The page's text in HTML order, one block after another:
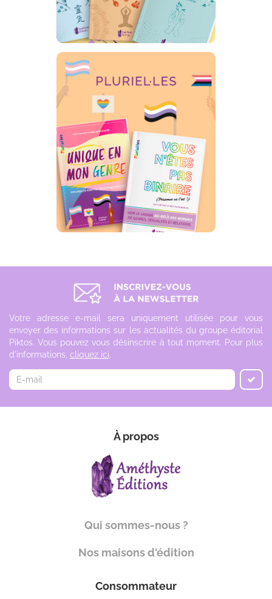
Votre adresse e-mail sera uniquement utilisée pour vous
envoyer des informations sur les actualités du groupe éditorial
Piktos. Vous pouvez vous désinscrire à tout moment. Pour plus
d'informations, cliquez ici.
À propos
Qui sommes-nous ?
Nos maisons d'édition
Consommateur